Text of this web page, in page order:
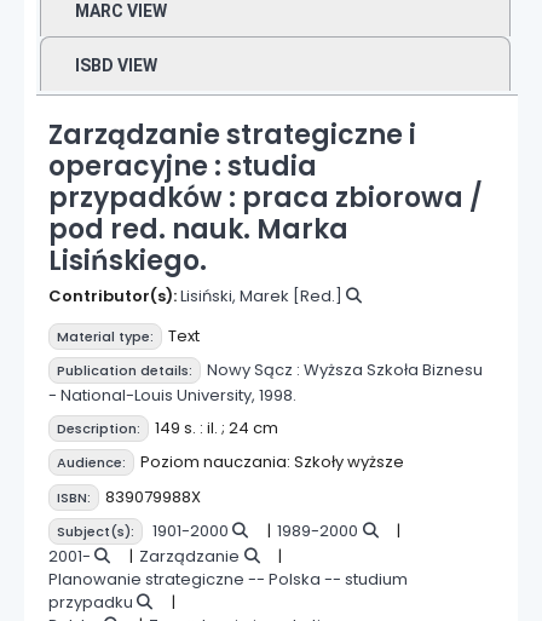
MARC VIEW
ISBD VIEW
Zarządzanie strategiczne i
operacyjne : studia
przypadków : praca zbiorowa /
pod red. nauk. Marka
Lisińskiego.
Contributor(s):Lisiński, Marek [Red.]
Material type: Text
Publication details: Nowy Sącz : Wyższa Szkoła Biznesu
- National-Louis University, 1998.
Description: 149 s. : il. ; 24 cm
Audience: Poziom nauczania: Szkoły wyższe
ISBN: 839079988X
Subject(s): 1901-2000
1989-2000
2001-
Zarządzanie
Planowanie strategiczne -- Polska -- studium
przypadku